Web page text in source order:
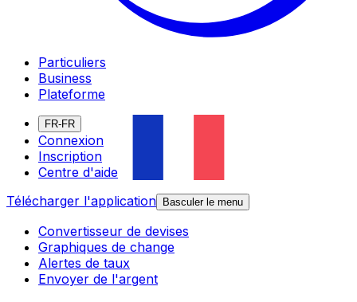
Particuliers
Business
Plateforme
FR-FR
Connexion
Inscription
Centre d'aide
Télécharger l'application
Basculer le menu
Convertisseur de devises
Graphiques de change
Alertes de taux
Envoyer de l'argent